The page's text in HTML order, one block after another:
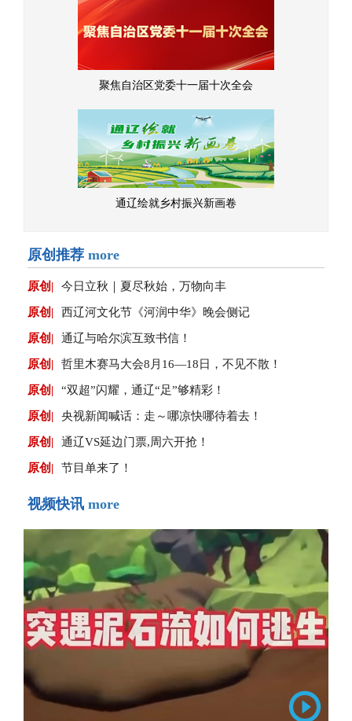
聚焦自治区党委十一届十次全会
通辽绘就乡村振兴新画卷
原创推荐 more
原创| 今日立秋｜夏尽秋始，万物向丰
原创| 西辽河文化节《河润中华》晚会侧记
原创| 通辽与哈尔滨互致书信！
原创| 哲里木赛马大会8月16—18日，不见不散！
原创| “双超”闪耀，通辽“足”够精彩！
原创| 央视新闻喊话：走～哪凉快哪待着去！
原创| 通辽VS延边门票,周六开抢！
原创| 节目单来了！
视频快讯 more